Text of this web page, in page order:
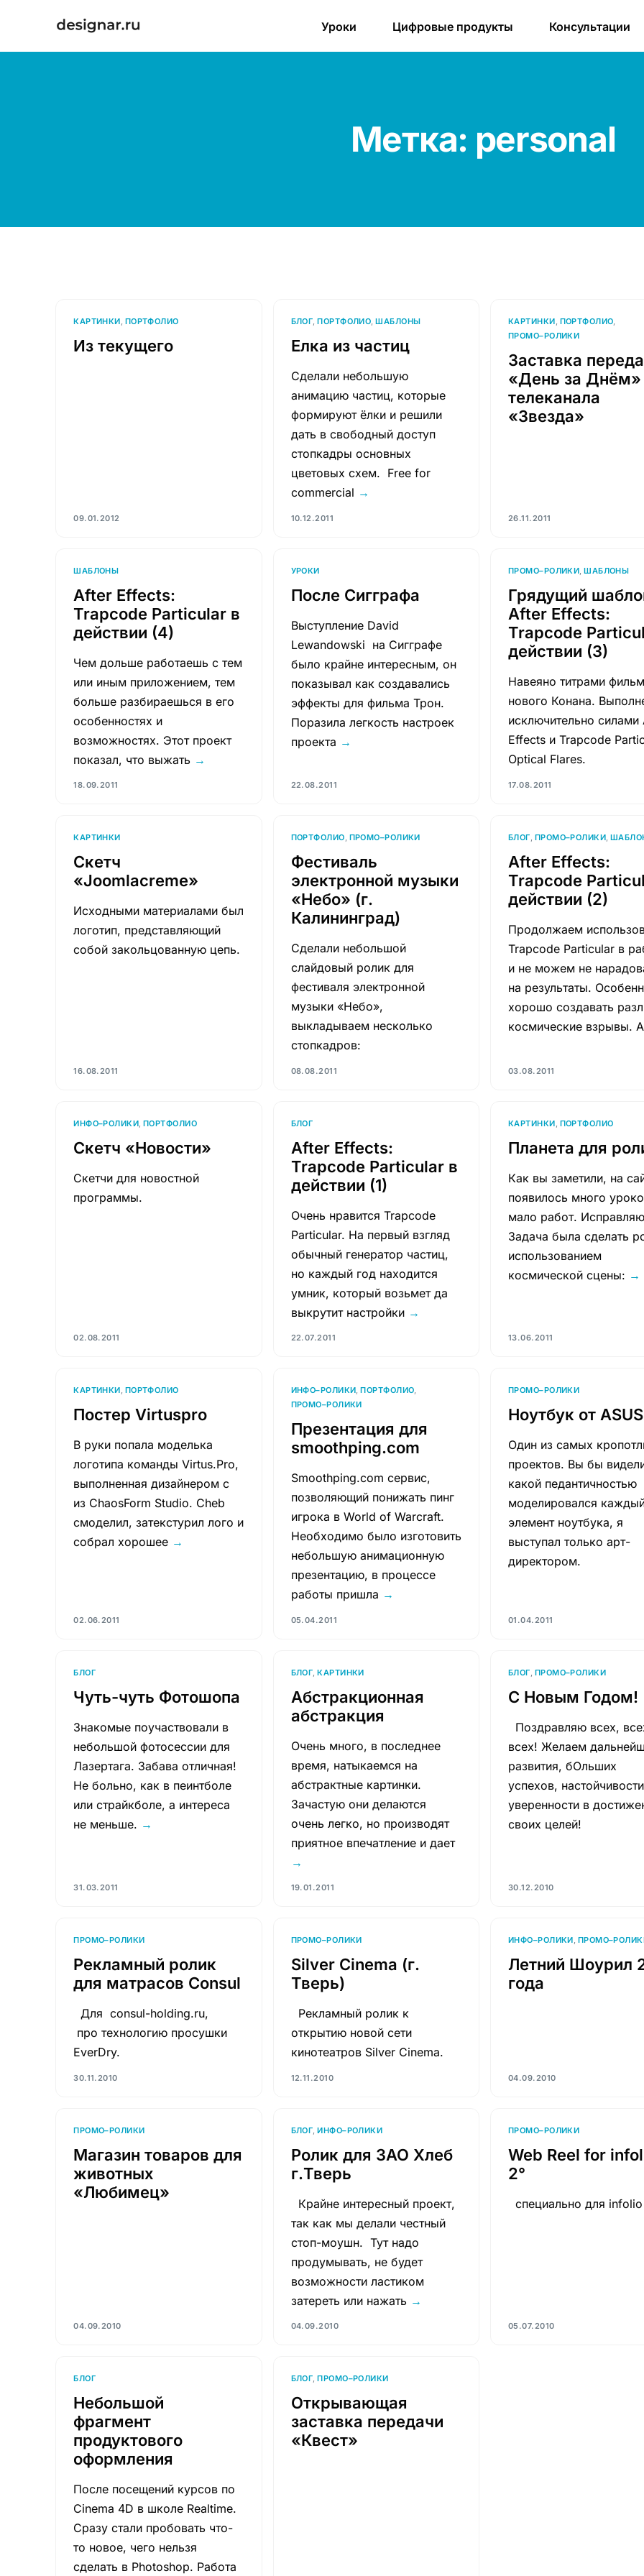
Уроки Цифровые продукты Консультации
Метка: personal
КАРТИНКИ, ПОРТФОЛИО
Из текущего
09.01.2012
БЛОГ,ПОРТФОЛИО,ШАБЛОНЫ
Елка из частиц
Сделали небольшую
анимацию частиц, которые
формируют ёлки и решили
дать в свободный доступ
стопкадры основных
цветовых схем. Free for
commercial →
10.12.2011
КАРТИНКИ, ПОРТФОЛИО,
ПРОМО–РОЛИКИ
Заставка
«День за Днём»
телеканала
«Звезда»
26.11.2011
ШАБЛОНЫ
After Effects:
Trapcode Particular в
действии (4)
Чем дольше работаешь с тем
или иным приложением, тем
больше разбираешься в его
особенностях и
возможностях. Этот проект
показал, что выжать →
18.09.2011
УРОКИ
После Сигграфа
Выступление David
Lewandowski на Сигграфе
было крайне интересным, он
показывал как создавались
эффекты для фильма Трон.
Поразила легкость настроек
проекта →
22.08.2011
ПРОМО–РОЛИКИ ,ШАБЛОНЫ
Грядущий
After Effects:
Trapcode
действии (3)
Навеяно титрами
нового Конана.
исключительно силами
Effects и Trapcode
Optical Flares.
17.08.2011
КАРТИНКИ
Скетч
«Joomlacreme»
Исходными материалами был
логотип, представляющий
собой закольцованную цепь.
16.08.2011
ПОРТФОЛИО, ПРОМО–РОЛИКИ
Фестиваль
электронной музыки
«Небо» (г.
Калининград)
Сделали небольшой
слайдовый ролик для
фестиваля электронной
музыки «Небо»,
выкладываем несколько
стопкадров:
08.08.2011
БЛОГ, ПРОМО–РОЛИКИ,
After Effects:
Trapcode
действии (2)
Продолжаем
Trapcode Particular в
и не можем не
на результаты.
хорошо создавать
космические взрывы. А
03.08.2011
ИНФО–РОЛИКИ ,ПОРТФОЛИО
Скетч «Новости»
Скетчи для новостной
программы.
02.08.2011
БЛОГ
After Effects:
Trapcode Particular в
действии (1)
Очень нравится Trapcode
Particular. На первый взгляд
обычный генератор частиц,
но каждый год находится
умник, который возьмет да
выкрутит настройки →
22.07.2011
КАРТИНКИ ПОРТФОЛИО
Планета для
Как вы заметили, на
появилось много
мало работ.
Задача была сделать
использованием
космической сцены: →
13.06.2011
КАРТИНКИ, ПОРТФОЛИО
Постер Virtuspro
В руки попала моделька
логотипа команды Virtus.Pro,
выполненная дизайнером с
из ChaosForm Studio. Cheb
смоделил, затекстурил лого и
собрал хорошее →
02.06.2011
ИНФО–РОЛИКИ,ПОРТФОЛИО,
ПРОМО–РОЛИКИ
Презентация для
smoothping.com
Smoothping.com сервис,
позволяющий понижать пинг
игрока в World of Warcraft.
Необходимо было изготовить
небольшую анимационную
презентацию, в процессе
работы пришла →
05.04.2011
ПРОМО–РОЛИКИ
Ноутбук от ASUS
Один из самых
проектов. Вы бы
какой педантичностью
моделировался
элемент ноутбука, я
выступал только арт-
директором.
01.04.2011
БЛОГ
Чуть-чуть Фотошопа
Знакомые поучаствовали в
небольшой фотосессии для
Лазертага. Забава отличная!
Не больно, как в пеинтболе
или страйкболе, а интереса
не меньше. →
31.03.2011
БЛОГ ,КАРТИНКИ
Абстракционная
абстракция
Очень много, в последнее
время, натыкаемся на
абстрактные картинки.
Зачастую они делаются
очень легко, но производят
приятное впечатление и дает
→
19.01.2011
БЛОГ ПРОМО–РОЛИКИ
С Новым Годом!
Поздравляю всех,
всех! Желаем
развития, бОльших
успехов,
уверенности в
своих целей!
30.12.2010
ПРОМО–РОЛИКИ
Рекламный ролик
для матрасов Consul
Для consul-holding.ru,
про технологию просушки
EverDry.
30.11.2010
ПРОМО–РОЛИКИ
Silver Cinema (г.
Тверь)
Рекламный ролик к
открытию новой сети
кинотеатров Silver Cinema.
12.11.2010
ИНФО–РОЛИКИ,
Летний Шоурил
года
04.09.2010
ПРОМО–РОЛИКИ
Магазин товаров для
животных
«Любимец»
04.09.2010
БЛОГ ,ИНФО–РОЛИКИ
Ролик для ЗАО Хлеб
г.Тверь
Крайне интересный проект,
так как мы делали честный
стоп-моушн. Тут надо
продумывать, не будет
возможности ластиком
затереть или нажать →
04.09.2010
ПРОМО–РОЛИКИ
Web Reel for
2°
специально для
05.07.2010
БЛОГ
Небольшой
фрагмент
продуктового
оформления
После посещений курсов по
Cinema 4D в школе Realtime.
Сразу стали пробовать что-
то новое, чего нельзя
сделать в Photoshop. Работа
БЛОГ,ПРОМО–РОЛИКИ
Открывающая
заставка передачи
«Квест»